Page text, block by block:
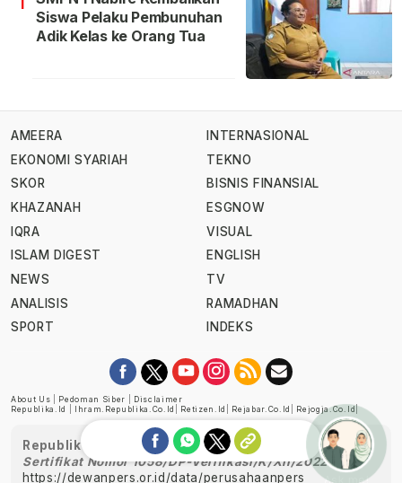
Siswa Pelaku Pembunuhan
Adik Kelas ke Orang Tua
AMEERA
EKONOMI SYARIAH
SKOR
KHAZANAH
IQRA
ISLAM DIGEST
NEWS
ANALISIS
SPORT
INTERNASIONAL
TEKNO
BISNIS FINANSIAL
ESGNOW
VISUAL
ENGLISH
TV
RAMADHAN
INDEKS
About Us Pedoman Siber
Disclaimer
Republika.id
Ihram.republika.co.id Retizen.id Rejabar.co.id Rejogja.co.id
Republika telah diverifikasi oleh Dewan Pers
Sertifikat Nomor 1058/DP-Verifikasi/K/XII/2022
https://dewanpers.or.id/data/perusahaanpers
Ask me!